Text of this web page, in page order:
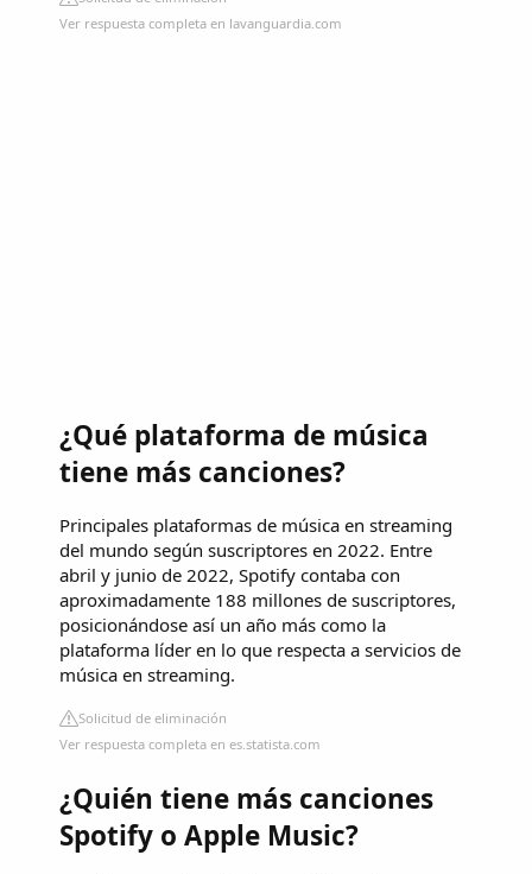
Ver respuesta completa en lavanguardia.com
¿Qué plataforma de música
tiene más canciones?
Principales plataformas de música en streaming
del mundo según suscriptores en 2022. Entre
abril y junio de 2022, Spotify contaba con
aproximadamente 188 millones de suscriptores,
posicionándose así un año más como la
plataforma líder en lo que respecta a servicios de
música en streaming.
Solicitud de eliminación
Ver respuesta completa en es.statista.com
¿Quién tiene más canciones
Spotify o Apple Music?